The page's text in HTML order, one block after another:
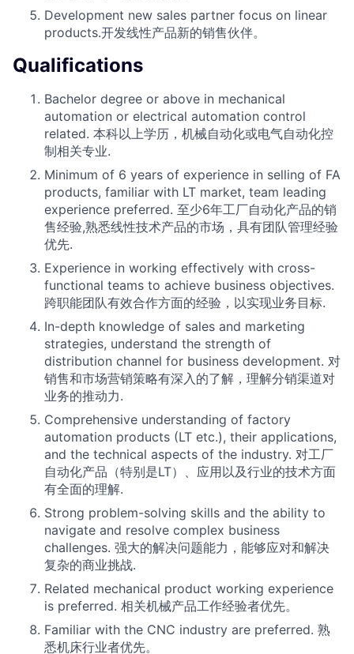
Development new sales partner focus on linear
products.开发线性产品新的销售伙伴。
Qualifications
Bachelor degree or above in mechanical
automation or electrical automation control
related. 本科以上学历，机械自动化或电气自动化控
制相关专业.
Minimum of 6 years of experience in selling of FA
products, familiar with LT market, team leading
experience preferred. 至少6年工厂自动化产品的销
售经验,熟悉线性技术产品的市场，具有团队管理经验
优先.
Experience in working effectively with cross-
functional teams to achieve business objectives.
跨职能团队有效合作方面的经验，以实现业务目标.
In-depth knowledge of sales and marketing
strategies, understand the strength of
distribution channel for business development. 对
销售和市场营销策略有深入的了解，理解分销渠道对
业务的推动力.
Comprehensive understanding of factory
automation products (LT etc.), their applications,
and the technical aspects of the industry. 对工厂
自动化产品（特别是LT）、应用以及行业的技术方面
有全面的理解.
Strong problem-solving skills and the ability to
navigate and resolve complex business
challenges. 强大的解决问题能力，能够应对和解决
复杂的商业挑战.
Related mechanical product working experience
is preferred. 相关机械产品工作经验者优先。
Familiar with the CNC industry are preferred. 熟
悉机床行业者优先。